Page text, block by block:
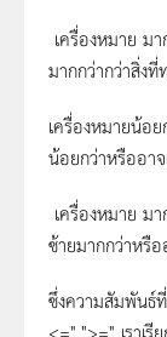
เครื่องหมาย ม
มากกว่ากว่าสิ่งที่
เครื่องหมายน้อ
น้อยกว่าหรืออา
เครื่องหมาย ม
ซ้ายมากกว่าหรือ
ซึ่งความสัมพันธ์